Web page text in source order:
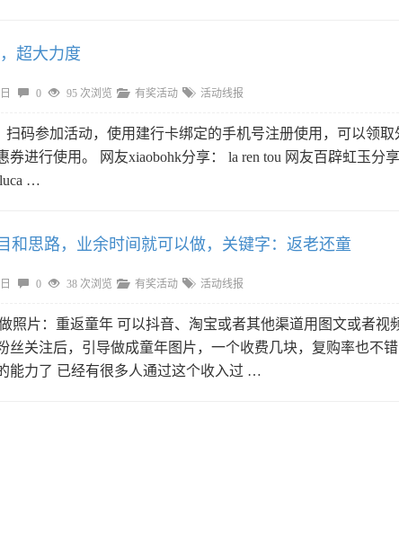
超大力度
0 95 次浏览 有奖活动 活动线报
扫码参加活动，使用建行卡绑定的手机号注册使用，可以领
券进行使用。 网友xiaobohk分享： la ren tou 网友百辟虹玉分
…
和思路，业余时间就可以做，关键字：返老还童
0 38 次浏览 有奖活动 活动线报
照片：重返童年 可以抖音、淘宝或者其他渠道用图文或者视
丝关注后，引导做成童年图片，一个收费几块，复购率也不
能力了 已经有很多人通过这个收入过 …